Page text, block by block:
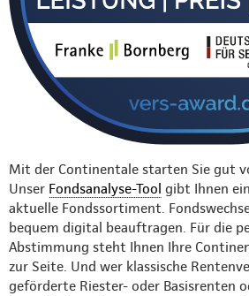
Mit der Continentale starten Sie gut
Unser Fondsanalyse-Tool gibt Ihnen
aktuelle Fondssortiment.
bequem digital beauftragen. Für die
Abstimmung steht Ihnen Ihre
zur Seite. Und wer klassische
geförderte Riester- oder Basisrenten